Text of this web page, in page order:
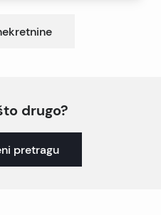
drugo?
pretragu